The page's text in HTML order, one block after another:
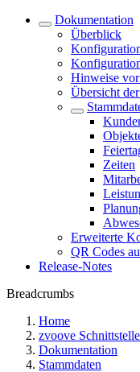
Dokumentation
Überblick
Hinweise vor
Übersicht
Zeiten
Erweiterte
QR Codes
Release-Notes
Breadcrumbs
Home
zvoove Schnittstelle
Dokumentation
Stammdaten